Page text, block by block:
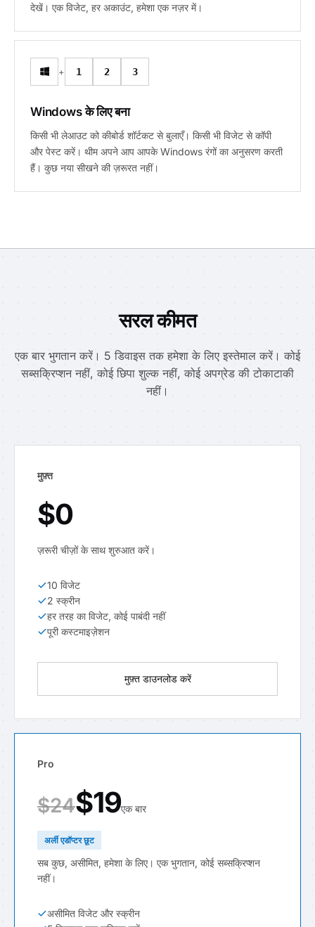
देखें। एक विजेट, हर अकाउंट, हमेशा एक नज़र में।
+ 1 2 3
Windows के लिए बना
किसी भी लेआउट को कीबोर्ड शॉर्टकट से बुलाएँ। किसी भी विजेट से कॉपी
और पेस्ट करें। थीम अपने आप आपके Windows रंगों का अनुसरण करती
हैं। कुछ नया सीखने की ज़रूरत नहीं।
सरल कीमत
एक बार भुगतान करें। 5 डिवाइस तक हमेशा के लिए इस्तेमाल करें। कोई
सब्सक्रिप्शन नहीं, कोई छिपा शुल्क नहीं, कोई अपग्रेड की टोकाटाकी
नहीं।
मुफ़्त
$0
ज़रूरी चीज़ों के साथ शुरुआत करें।
10 विजेट
2 स्क्रीन
हर तरह का विजेट, कोई पाबंदी नहीं
पूरी कस्टमाइज़ेशन
मुफ़्त डाउनलोड करें
Pro
$24$19एक बार
अर्ली एडॉप्टर छूट
सब कुछ, असीमित, हमेशा के लिए। एक भुगतान, कोई सब्सक्रिप्शन
नहीं।
असीमित विजेट और स्क्रीन